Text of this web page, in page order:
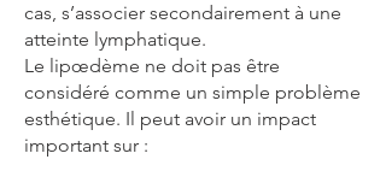
cas, s’associer secondairement à une
atteinte lymphatique.
Le lipœdème ne doit pas être
considéré comme un simple problème
esthétique. Il peut avoir un impact
important sur :